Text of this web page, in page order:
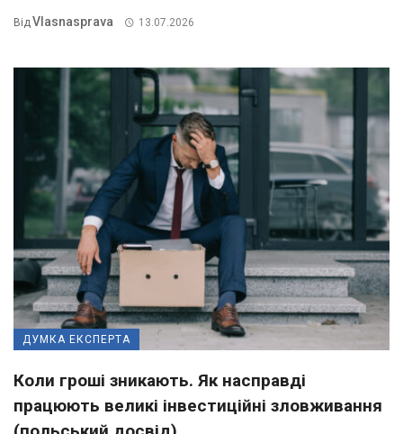
ВідVlasnasprava 13.07.2026
ДУМКА ЕКСПЕРТА
Коли гроші зникають. Як насправді
працюють великі інвестиційні зловживання